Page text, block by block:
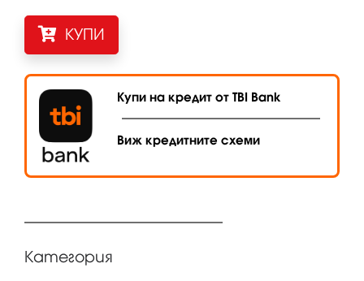
КУПИ
Купи на кредит от TBI Bank
Виж кредитните схеми
Категория